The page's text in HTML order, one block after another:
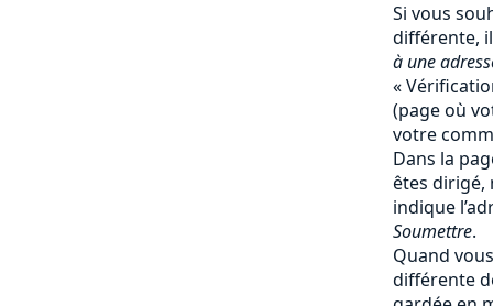
Si vous
différente,
à une
«
(page où
votre
Dans la
êtes dirigé,
indique
Soumettre.
Quand
différente